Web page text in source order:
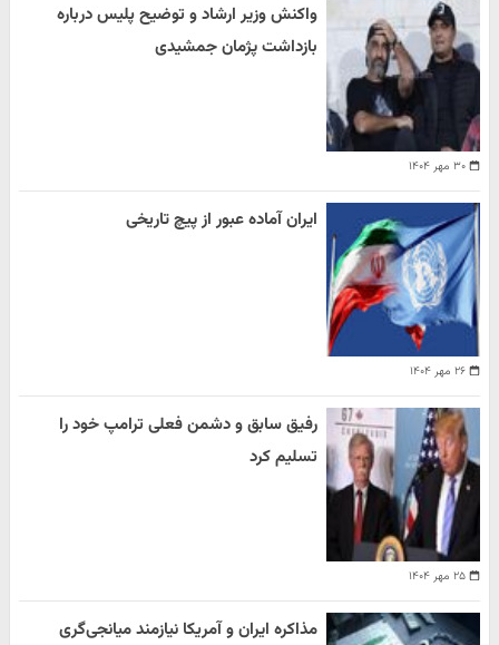
۳۰ مهر ۱۴۰۴
واکنش وزیر ارشاد و توضیح پلیس درباره
بازداشت پژمان جمشیدی
۲۶ مهر ۱۴۰۴
ایران آماده عبور از پیچ تاریخی
۲۵ مهر ۱۴۰۴
رفیق سابق و دشمن فعلی ترامپ خود را
تسلیم کرد
مذاکره ایران و آمریکا نیازمند میانجی‌گری